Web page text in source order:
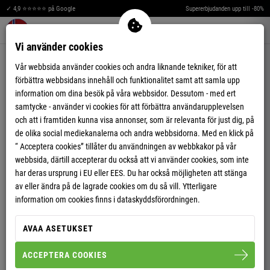
✓ 4,9 ⭐⭐⭐⭐⭐ på Google Supererbjudanden upp till -80%
Warenkorb aufklappen
DAM
DAM
POLOTRÖJOR
DAM
T-SHIRTS & TOPPAR
DAM
SNEAKERS
DAM
BYXOR
DAM
KLÄNNINGAR &
KJOLAR
DAM
JOGGING BYXOR
DAM
TILLBEHÖR
DAM
DAM
WELLNESS KEPSAR & HATTAR
DAM
Vi använder cookies
Vår webbsida använder cookies och andra liknande tekniker, för att
förbättra webbsidans innehåll och funktionalitet samt att samla upp
information om dina besök på våra webbsidor. Dessutom - med ert
samtycke - använder vi cookies för att förbättra användarupplevelsen
och att i framtiden kunna visa annonser, som är relevanta för just dig, på
de olika social mediekanalerna och andra webbsidorna. Med en klick på
“ Acceptera cookies” tillåter du användningen av webbkakor på vår
webbsida, därtill accepterar du också att vi använder cookies, som inte
har deras ursprung i EU eller EES. Du har också möjligheten att stänga
av eller ändra på de lagrade cookies om du så vill. Ytterligare
information om cookies finns i dataskyddsförordningen.
AVAA ASETUKSET
ACCEPTERA COOKIES